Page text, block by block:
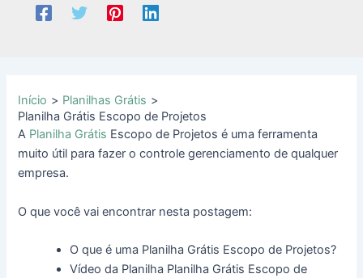
Início
Planilhas Grátis
Planilha Grátis Escopo de Projetos
A Planilha Grátis Escopo de Projetos é uma ferramenta
muito útil para fazer o controle gerenciamento de qualquer
empresa.
O que você vai encontrar nesta postagem:
O que é uma Planilha Grátis Escopo de Projetos?
Vídeo da Planilha Planilha Grátis Escopo de